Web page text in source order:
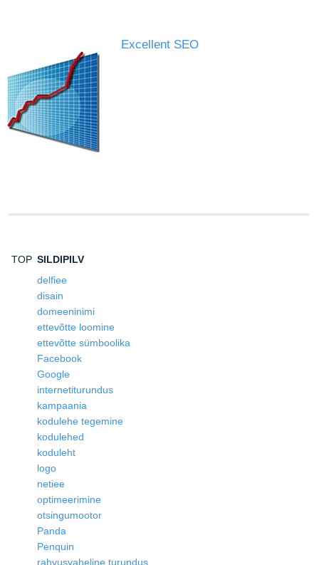
Excellent SEO
TOP SILDIPILV
delfiee
disain
domeeninimi
ettevõtte loomine
ettevõtte sümboolika
Facebook
Google
internetiturundus
kampaania
kodulehe tegemine
kodulehed
koduleht
logo
netiee
optimeerimine
otsingumootor
Panda
Penquin
rahvusvaheline turundus